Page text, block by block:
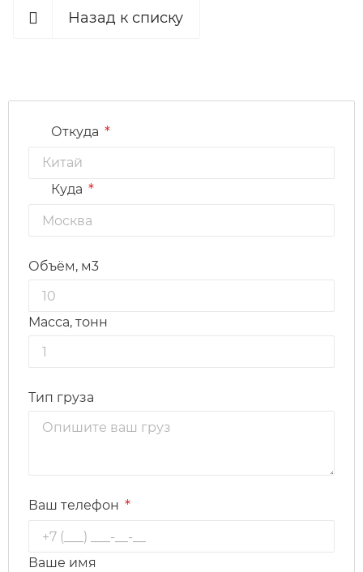
Назад к списку
Откуда *
Куда *
Объём, м3
Масса, тонн
Тип груза
Ваш телефон *
Ваше имя